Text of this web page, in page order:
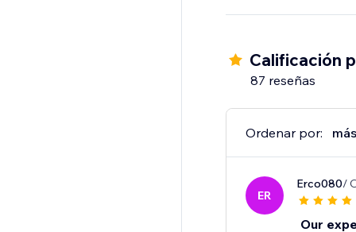
Calificación
87 reseñas
Ordenar por:
ER
Erco080/
Our